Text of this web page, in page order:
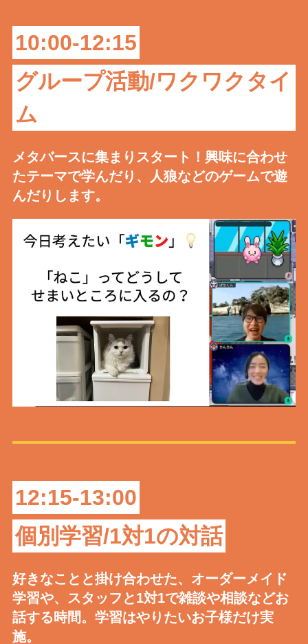
10:00-12:15
グループ活動/ワクワクタイ
ム
メタバースに集まりスタート！興味に合わせ
たテーマで学んだり、人狼などのゲームで遊
んだりします。
12:15-13:00
個別学習/1対1の対話
好きなことと掛け合わせた、オーダーメイド
学習や、スタッフと1対1で雑談や相談などお
話する時間。学習はやりたいお子様だけ実
施。